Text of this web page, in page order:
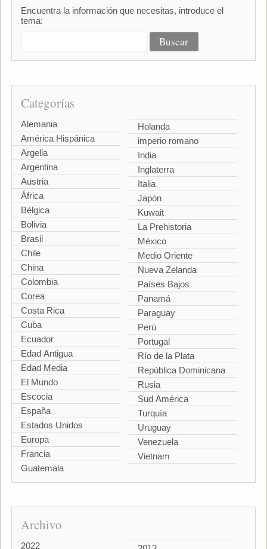
Encuentra la información que necesitas, introduce el
tema:
Categorías
Alemania
América Hispánica
Argelia
Argentina
Austria
África
Bélgica
Bolivia
Brasil
Chile
China
Colombia
Corea
Costa Rica
Cuba
Ecuador
Edad Antigua
Edad Media
El Mundo
Escocia
España
Estados Unidos
Europa
Francia
Guatemala
Holanda
imperio romano
India
Inglaterra
Italia
Japón
Kuwait
La Prehistoria
México
Medio Oriente
Nueva Zelanda
Países Bajos
Panamá
Paraguay
Perú
Portugal
Río de la Plata
República Dominicana
Rusia
Sud América
Turquía
Uruguay
Venezuela
Vietnam
Archivo
2022